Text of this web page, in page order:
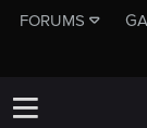
FORUMS